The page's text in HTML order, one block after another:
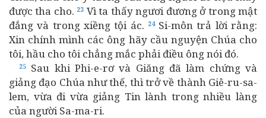
được tha cho. 23 Vì ta thấy ngươi đương ở trong mật
đắng và trong xiềng tội ác. 24Si-môn trả lời rằng:
Xin chính mình các ông hãy cầu nguyện Chúa cho
tôi, hầu cho tôi chẳng mắc phải điều ông nói đó.
25
Sau khi Phi-e-rơ và Giăng đã làm chứng và
giảng đạo Chúa như thế, thì trở về thành Giê-ru-sa-
lem, vừa đi vừa giảng Tin lành trong nhiều làng
của người Sa-ma-ri.